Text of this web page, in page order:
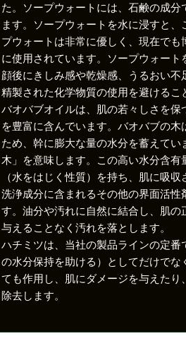
た。ソープウォートには、石鹸の成
ます。ソープウォートを水に浸すと
プウォートは非常に優しく、現在で
に使用されています。ソープウォー
顔後にきしみ感や乾燥感、うるおい
精製された化学物質の使用を避けるこ
バオバブオイルは、肌の若々しさを
を豊富に含んでいます。バオバブの
ため、幹に膨大な量の水分を蓄えて
木」を意味します。この高い水分含
（水をはじく性質）を持ち、肌に吸収
洗浄成分に含まれるその他の界面活
す。油分や汚れに自然に結合し、肌
与えることなく汚れを落とします。
ハチミツは、当社の製品ラインの定
の水分保持を助ける）としてだけでな
ても作用し、肌にダメージを与えた
除去します。